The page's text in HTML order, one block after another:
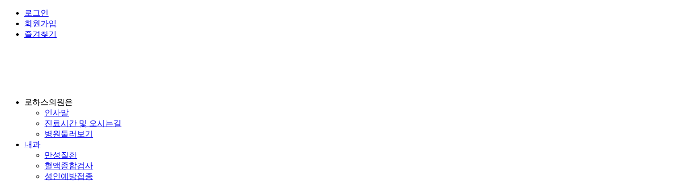
로그인
회원가입
즐겨찾기
로하스의원은
인사말
진료시간 및 오시는길
병원둘러보기
내과
만성질환
혈액종합검사
성인예방접종